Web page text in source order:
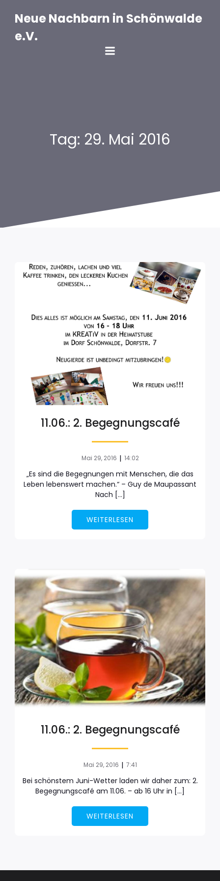
Inhalt
springenNeue Nachbarn in Schönwalde
e.V.
Tag: 29. Mai 2016
11.06.: 2. Begegnungscafé
Mai 29, 2016 | 14:02
„Es sind die Begegnungen mit Menschen, die das
Leben lebenswert machen.“ – Guy de Maupassant
Nach […]
WEITERLESEN
11.06.: 2. Begegnungscafé
Mai 29, 2016 | 7:41
Bei schönstem Juni-Wetter laden wir daher zum: 2.
Begegnungscafé am 11.06. – ab 16 Uhr in […]
WEITERLESEN